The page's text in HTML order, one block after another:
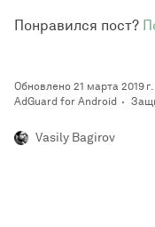
Понравился пост?
Обновлено 21 марта 2019 г.
AdGuard for Android
Vasily Bagirov